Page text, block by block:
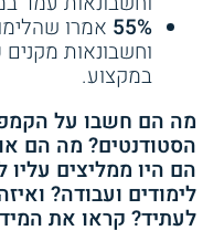
55% אמרו
וחשבונאות
במקצוע.
מה הם חשבו על
הסטודנטים? מה הם
הם היו ממליצים
לימודים ועבודה?
לעתיד? קראו את